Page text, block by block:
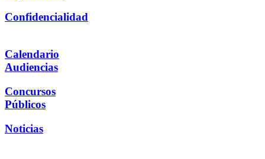
Confidencialidad
Calendario
Audiencias
Concursos
Públicos
Noticias